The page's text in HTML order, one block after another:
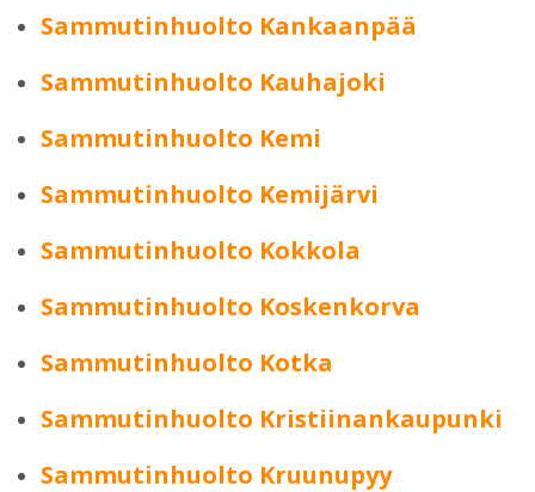
Sammutinhuolto Kankaanpää
Sammutinhuolto Kauhajoki
Sammutinhuolto Kemi
Sammutinhuolto Kemijärvi
Sammutinhuolto Kokkola
Sammutinhuolto Koskenkorva
Sammutinhuolto Kotka
Sammutinhuolto Kristiinankaupunki
Sammutinhuolto Kruunupyy